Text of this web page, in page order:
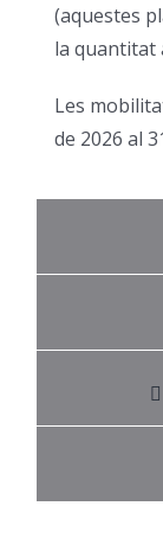
(aquestes
la quantitat
Les
de 2026 al